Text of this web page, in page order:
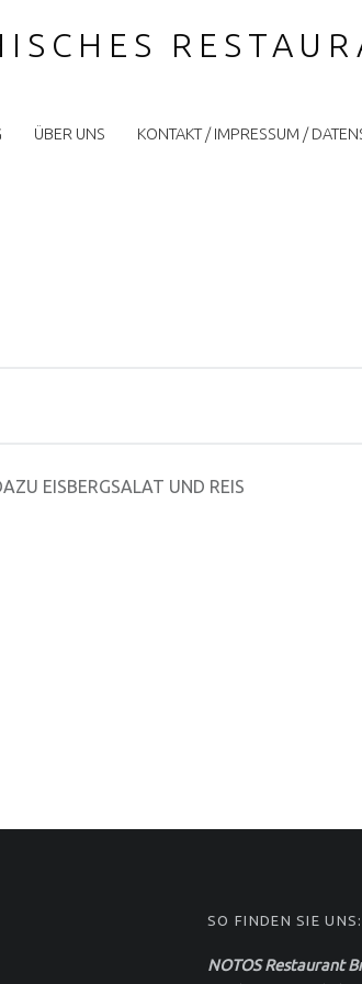
ÜBER UNS KONTAKT / IMPRESSUM /
EISBERGSALAT UND REIS
SO FINDEN SIE UNS:
NOTOS Restaurant